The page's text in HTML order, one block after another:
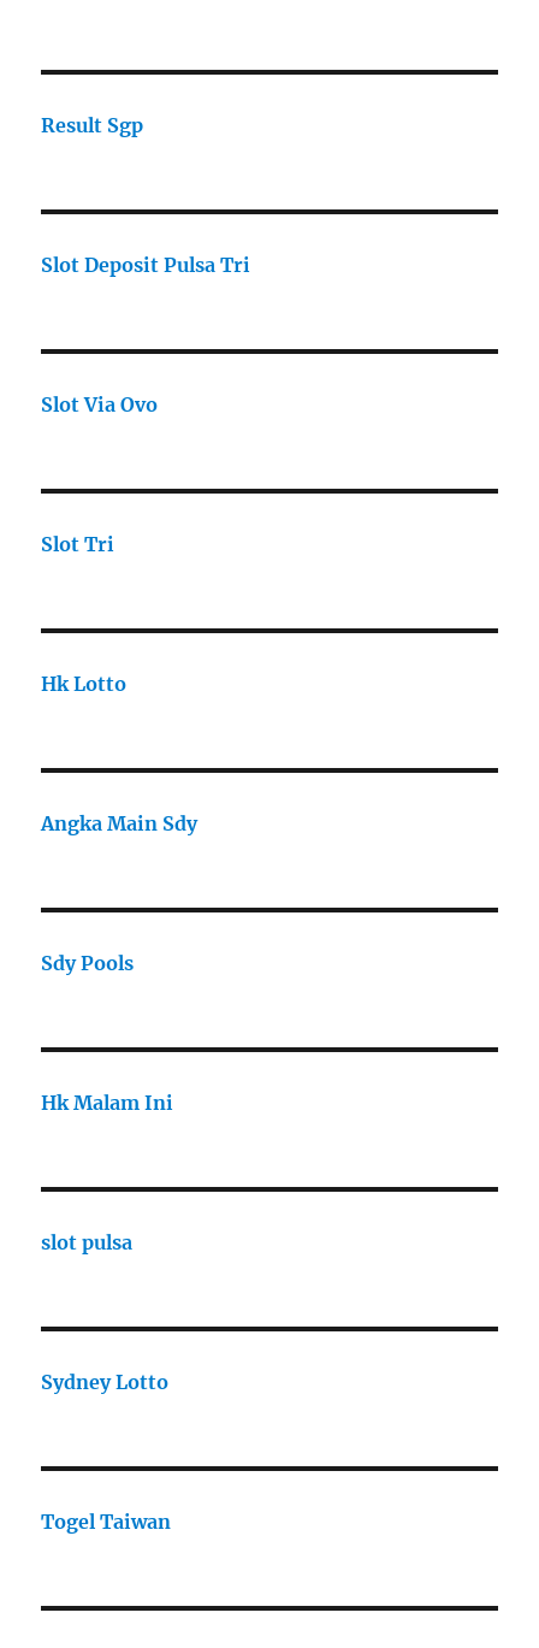
Result Sgp
Slot Deposit Pulsa Tri
Slot Via Ovo
Slot Tri
Hk Lotto
Angka Main Sdy
Sdy Pools
Hk Malam Ini
slot pulsa
Sydney Lotto
Togel Taiwan